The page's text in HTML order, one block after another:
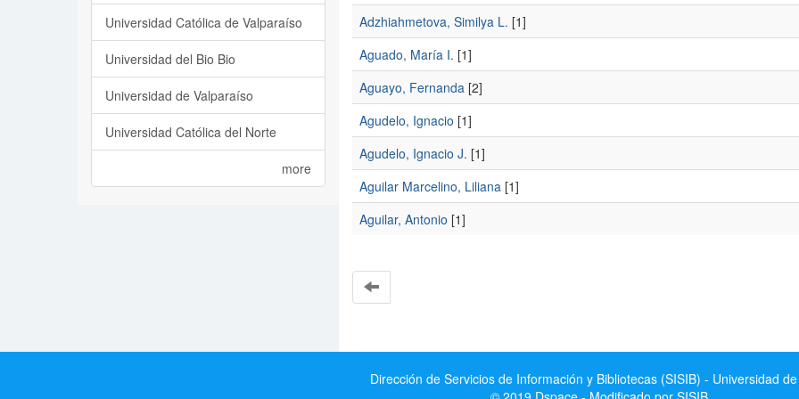
Adzhiahmetova, Similya L. [1]
Aguado, María I. [1]
Aguayo, Fernanda[2]
Agudelo, Ignacio [1]
Agudelo, Ignacio J. [1]
Aguilar Marcelino, Liliana[1]
Aguilar, Antonio [1]
Universidad Católica de Valparaíso
Universidad del Bio Bio
Universidad de Valparaíso
Universidad Católica del Norte
more
Dirección de Servicios de Información y Bibliotecas (SISIB) - Universidad